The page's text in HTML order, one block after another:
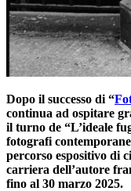
Dopo il successo di “
continua ad ospitare
il turno de “L’ideale
fotografi
percorso espositivo di
carriera dell’autore
fino al 30 marzo 2025.